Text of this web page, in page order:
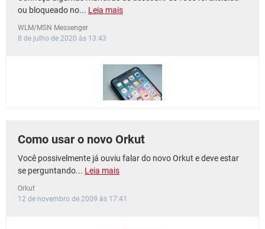
ou bloqueado no... Leia mais
WLM/MSN Messenger
8 de julho de 2020 às 13:43
Como usar o novo Orkut
Você possivelmente já ouviu falar do novo Orkut e deve estar
se perguntando... Leia mais
Orkut
12 de novembro de 2009 às 17:41